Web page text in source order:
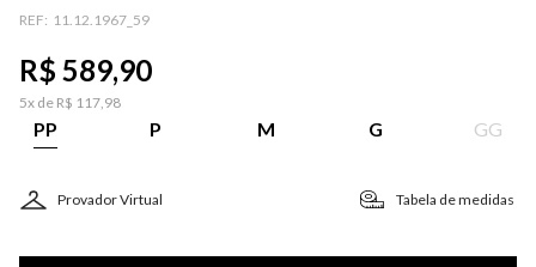
: 11.12.1967_59
R$ 589,90
5x de R$ 117,98
PP P M G GG
Provador Virtual Tabela de medidas